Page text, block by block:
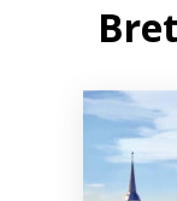
ELVIS atvyksta
Naujienos
Bibliotekoms